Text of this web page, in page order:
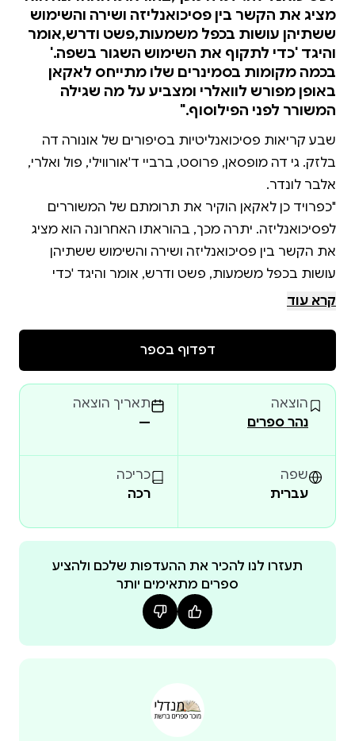
מציג את הקשר בין פסיכואנליזה ושירה והשימוש
ששתיהן עושות בכפל משמעות,פשט ודרש,אומר
והיגד 'כדי לתקוף את השימוש השגור בשפה.'
בכמה מקומות בסמינרים שלו מתייחס לאקאן
באופן מפורש לוואלרי ומצביע על מה שגילה
המשורר לפני הפילוסוף."
שבע קריאות פסיכואנליטיות בסיפורים של אונורה דה
בלזק. גי דה מופסאן, פרוסט, ברביי ד'אורווילי, פול ואלרי,
"כפרויד כן לאקאן הוקיר את תרומתם של המשוררים
לפסיכואנליזה. יתרה מכך, בהוראתו האחרונה הוא מציג
את הקשר בין פסיכואנליזה ושירה והשימוש ששתיהן
עושות בכפל משמעות, פשט ודרש, אומר והיגד 'כדי
הפילוסוף."
קרא עוד
דפדוף בספר
הוצאה
נהר ספרים
תאריך הוצאה
—
שפה
עברית
כריכה
רכה
תעזרו לנו להכיר את ההעדפות שלכם ולהציע
ספרים מתאימים יותר